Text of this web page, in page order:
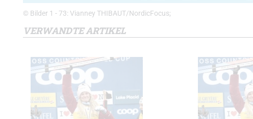
© Bilder 1 - 73: Vianney THIBAUT/NordicFocus;
VERWANDTE ARTIKEL